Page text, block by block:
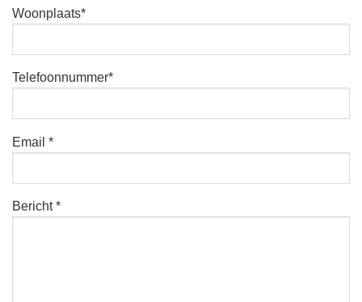
Woonplaats*
Telefoonnummer*
Email *
Bericht *